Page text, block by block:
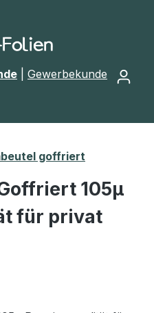
Gewerbekunde
Der
goffriert
105µ
für privat